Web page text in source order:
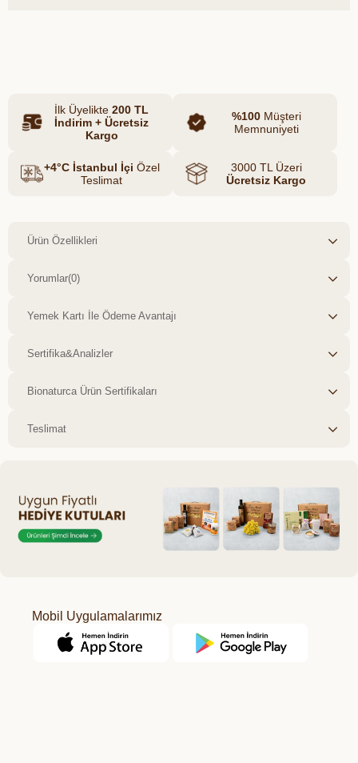
İlk Üyelikte 200 TL
İndirim + Ücretsiz
Kargo
%100Müşteri
Memnuniyeti
+4°C İstanbul İçi Özel
Teslimat
3000 TL Üzeri
Ücretsiz Kargo
Ürün Özellikleri
Yorumlar(0)
Yemek Kartı İle Ödeme Avantajı
Sertifika&Analizler
Bionaturca Ürün Sertifikaları
Teslimat
Mobil Uygulamalarımız